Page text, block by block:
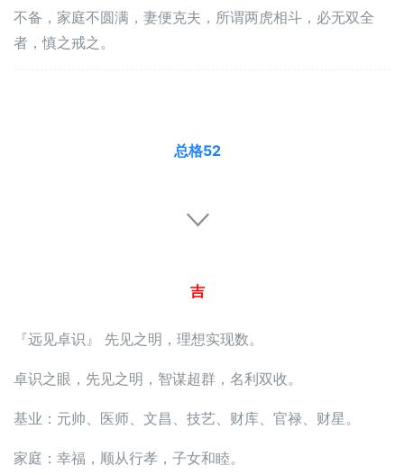
不备，家庭不圆满，妻便克夫，所谓两虎相斗，必无双全
者，慎之戒之。
总格52
吉
『远见卓识』 先见之明，理想实现数。
卓识之眼，先见之明，智谋超群，名利双收。
基业：元帅、医师、文昌、技艺、财库、官禄、财星。
家庭：幸福，顺从行孝，子女和睦。